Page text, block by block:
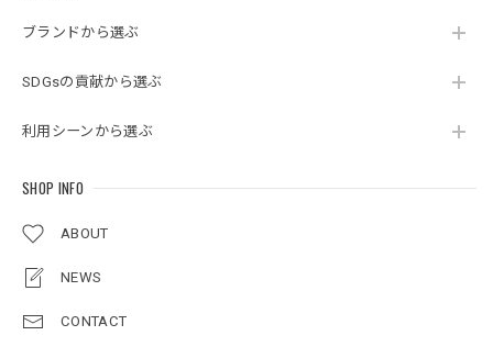
ブランドから選ぶ
SDGsの貢献から選ぶ
利用シーンから選ぶ
SHOP INFO
ABOUT
NEWS
CONTACT